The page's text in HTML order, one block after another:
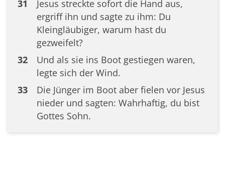
31
Jesus streckte sofort die Hand aus,
ergriff ihn und sagte zu ihm: Du
Kleingläubiger, warum hast du
gezweifelt?
32
Und als sie ins Boot gestiegen waren,
legte sich der Wind.
33
Die Jünger im Boot aber fielen vor Jesus
nieder und sagten: Wahrhaftig, du bist
Gottes Sohn.